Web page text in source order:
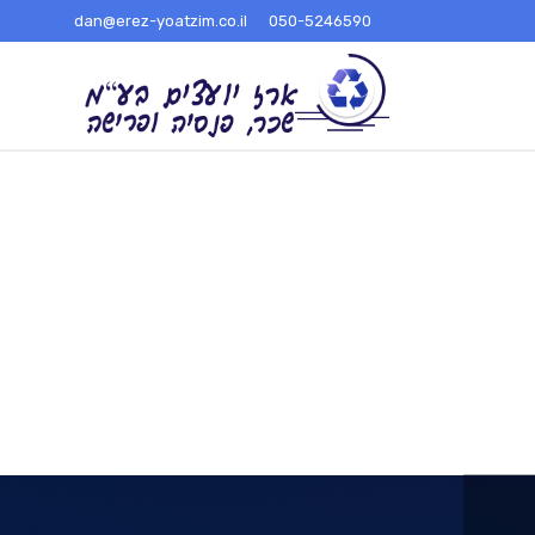
050-5246590
dan@erez-yoatzim.co.il